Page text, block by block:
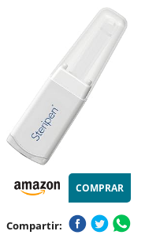
Manguitos de Cuarzo
COMPRAR
Compartir: